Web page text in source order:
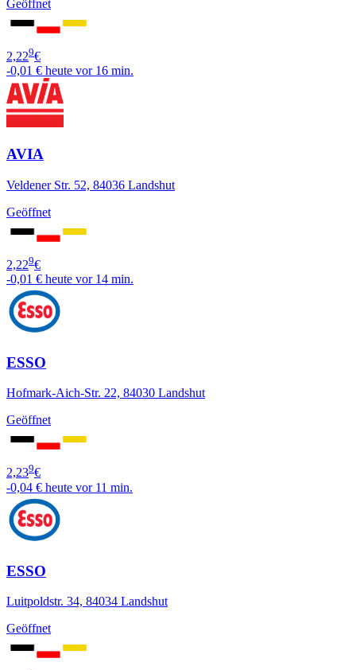
Geöffnet
2,229€
-0,01 € heute vor 16 min.
AVIA
Veldener Str. 52, 84036 Landshut
Geöffnet
2,229€
-0,01 € heute vor 14 min.
ESSO
Hofmark-Aich-Str. 22, 84030 Landshut
Geöffnet
2,239€
-0,04 € heute vor 11 min.
ESSO
Luitpoldstr. 34, 84034 Landshut
Geöffnet